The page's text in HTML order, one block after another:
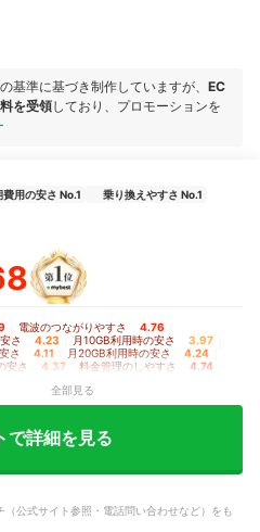
基準に基づき制作していますが、 EC
を受領しており、プロモーションを
費用の安さ No.1 乗り換えやすさ No.1
電波のつながりやすさ 4.76
さ 4.23 月10GB利用時の安さ 3.97
さ 4.11 月20GB利用時の安さ 4.24
安さ 4.37 料金管理のしやすさ 4.74
全部見る
で詳細を見る
公式サイト参照・電話問い合わせなど）をも